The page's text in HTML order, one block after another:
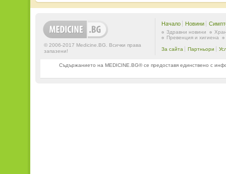
© 2006-2017 Medicine.BG. Всички права
запазени!
Начало Новини
Здравни новини
Превенция и хигиена
За сайта Партньори
Съдържанието на MEDICINE.BG® се предоставя единствено с